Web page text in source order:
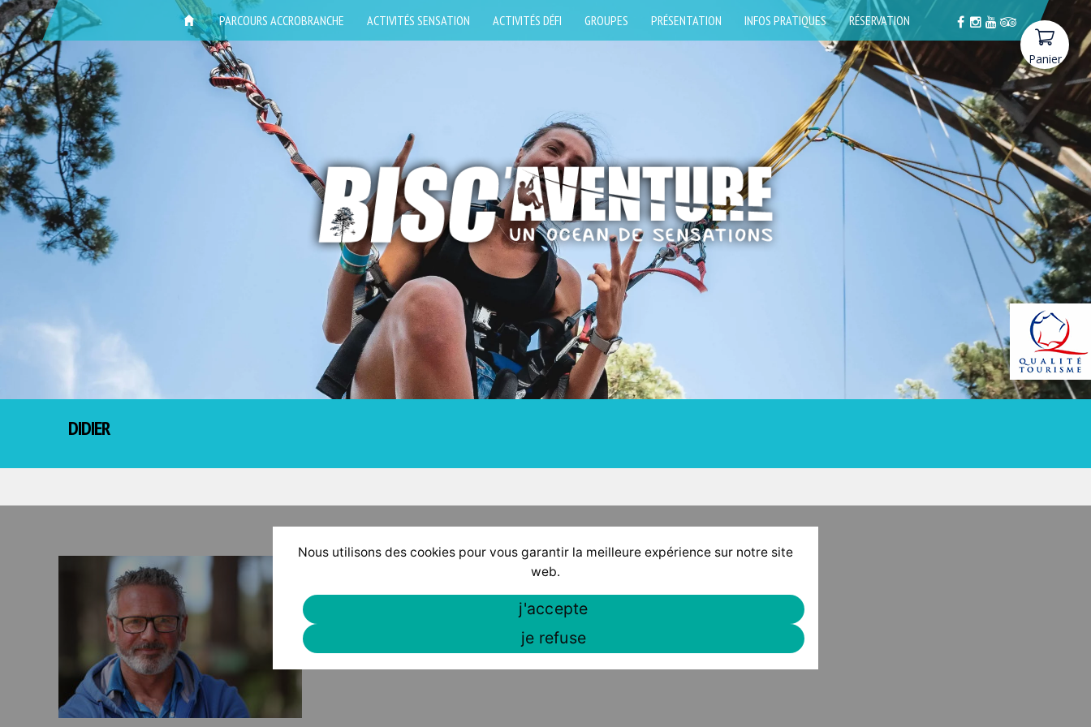
Panier
ACCUEIL PARCOURS ACCROBRANCHE ACTIVITÉS SENSATION ACTIVITÉS DÉFI GROUPES PRÉSENTATION INFOS PRATIQUES RÉSERVATION
DIDIER
Nous utilisons des cookies pour vous garantir la meilleure expérience sur notre site
web.
j'accepte
je refuse